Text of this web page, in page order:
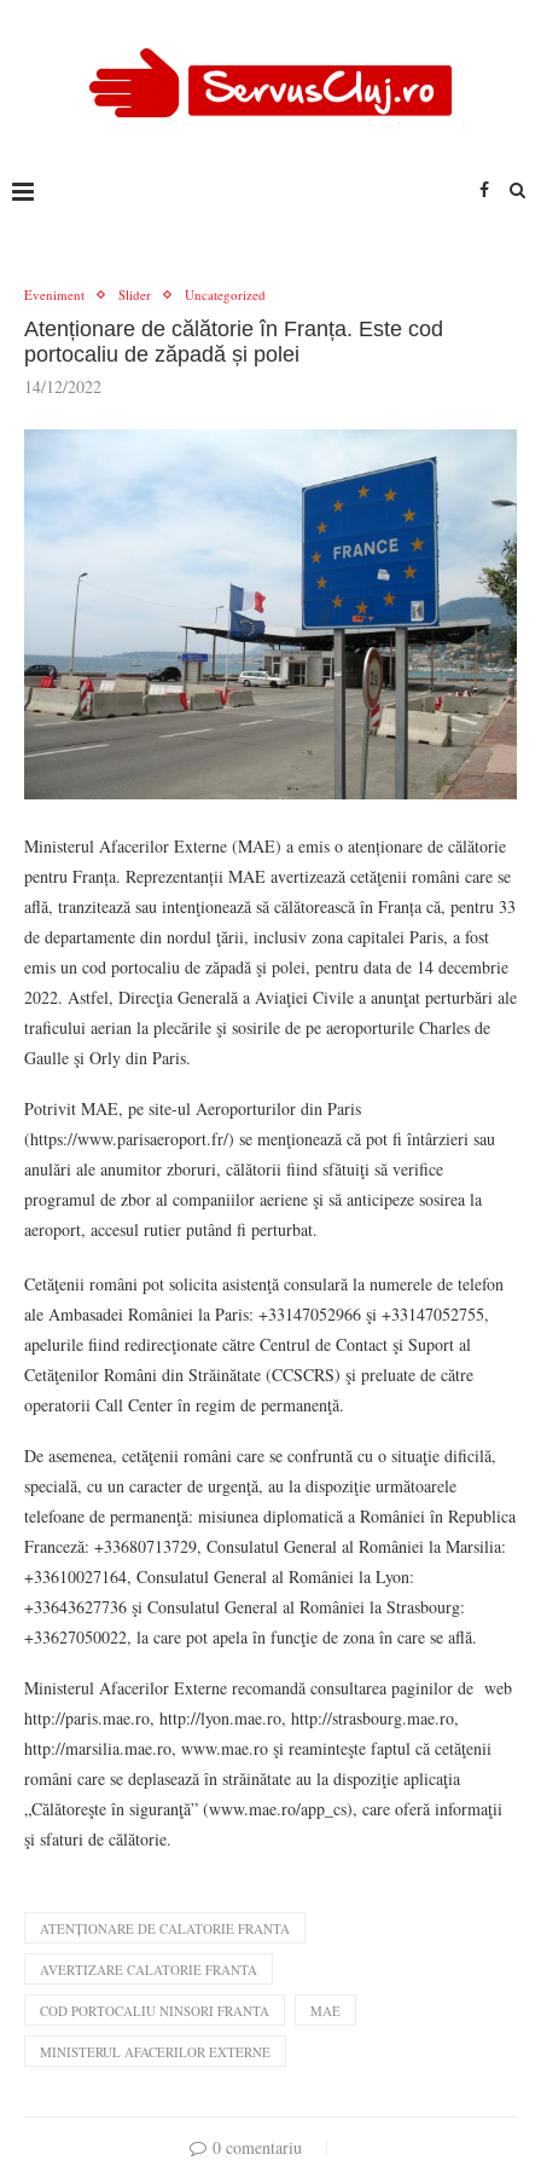
Eveniment Slider Uncategorized
Atenționare de călătorie în Franța. Este cod
portocaliu de zăpadă și polei
14/12/2022
Ministerul Afacerilor Externe (MAE) a emis o atenționare de călătorie
pentru Franța. Reprezentanții MAE avertizează cetăţenii români care se
află, tranzitează sau intenţionează să călătorească în Franța că, pentru 33
de departamente din nordul ţării, inclusiv zona capitalei Paris, a fost
emis un cod portocaliu de zăpadă şi polei, pentru data de 14 decembrie
2022. Astfel, Direcţia Generală a Aviaţiei Civile a anunţat perturbări ale
traficului aerian la plecările şi sosirile de pe aeroporturile Charles de
Gaulle şi Orly din Paris.
Potrivit MAE, pe site-ul Aeroporturilor din Paris
(https://www.parisaeroport.fr/) se menţionează că pot fi întârzieri sau
anulări ale anumitor zboruri, călătorii fiind sfătuiţi să verifice
programul de zbor al companiilor aeriene şi să anticipeze sosirea la
aeroport, accesul rutier putând fi perturbat.
Cetăţenii români pot solicita asistenţă consulară la numerele de telefon
ale Ambasadei României la Paris: +33147052966 şi +33147052755,
apelurile fiind redirecţionate către Centrul de Contact şi Suport al
Cetăţenilor Români din Străinătate (CCSCRS) şi preluate de către
operatorii Call Center în regim de permanenţă.
De asemenea, cetăţenii români care se confruntă cu o situaţie dificilă,
specială, cu un caracter de urgenţă, au la dispoziţie următoarele
telefoane de permanenţă: misiunea diplomatică a României în Republica
Franceză: +33680713729, Consulatul General al României la Marsilia:
+33610027164, Consulatul General al României la Lyon:
+33643627736 şi Consulatul General al României la Strasbourg:
+33627050022, la care pot apela în funcţie de zona în care se află.
Ministerul Afacerilor Externe recomandă consultarea paginilor de web
http://paris.mae.ro, http://lyon.mae.ro, http://strasbourg.mae.ro,
http://marsilia.mae.ro, www.mae.ro şi reaminteşte faptul că cetăţenii
români care se deplasează în străinătate au la dispoziţie aplicaţia
„Călătoreşte în siguranţă” (www.mae.ro/app_cs), care oferă informaţii
şi sfaturi de călătorie.
ATENȚIONARE DE CALATORIE FRANTA
AVERTIZARE CALATORIE FRANTA
COD PORTOCALIU NINSORI FRANTA MAE
MINISTERUL AFACERILOR EXTERNE
0 comentariu